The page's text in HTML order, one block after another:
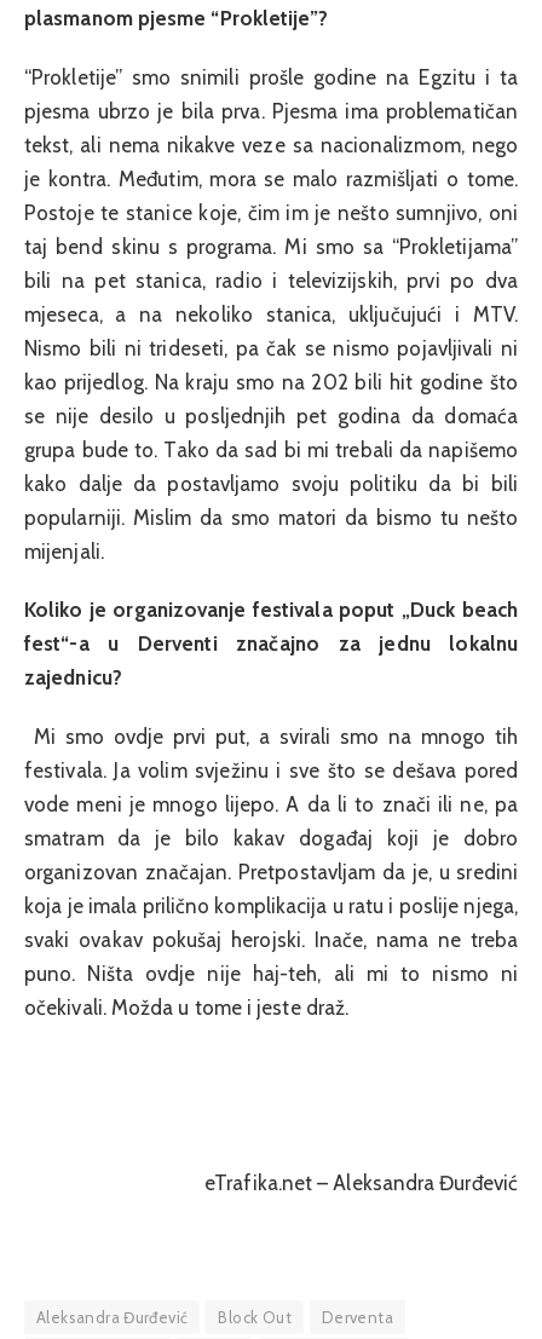
plasmanom pjesme “Prokletije”?
“Prokletije” smo snimili prošle godine na Egzitu i ta
pjesma ubrzo je bila prva. Pjesma ima problematičan
tekst, ali nema nikakve veze sa nacionalizmom, nego
je kontra. Međutim, mora se malo razmišljati o tome.
Postoje te stanice koje, čim im je nešto sumnjivo, oni
taj bend skinu s programa. Mi smo sa “Prokletijama”
bili na pet stanica, radio i televizijskih, prvi po dva
mjeseca, a na nekoliko stanica, uključujući i MTV.
Nismo bili ni trideseti, pa čak se nismo pojavljivali ni
kao prijedlog. Na kraju smo na 202 bili hit godine što
se nije desilo u posljednjih pet godina da domaća
grupa bude to. Tako da sad bi mi trebali da napišemo
kako dalje da postavljamo svoju politiku da bi bili
popularniji. Mislim da smo matori da bismo tu nešto
mijenjali.
Koliko je organizovanje festivala poput „Duck beach
fest“-a u Derventi značajno za jednu lokalnu
zajednicu?
Mi smo ovdje prvi put, a svirali smo na mnogo tih
festivala. Ja volim svježinu i sve što se dešava pored
vode meni je mnogo lijepo. A da li to znači ili ne, pa
smatram da je bilo kakav događaj koji je dobro
organizovan značajan. Pretpostavljam da je, u sredini
koja je imala prilično komplikacija u ratu i poslije njega,
svaki ovakav pokušaj herojski. Inače, nama ne treba
puno. Ništa ovdje nije haj-teh, ali mi to nismo ni
očekivali. Možda u tome i jeste draž.
eTrafika.net – Aleksandra Đurđević
Aleksandra Đurđević Block Out
Derventa